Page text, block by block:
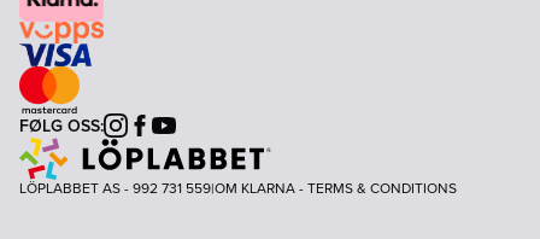
FØLG OSS:Instagram
Facebook
Youtube
LÖPLABBET AS - 992 731 559|OM KLARNA-TERMS & CONDITIONS